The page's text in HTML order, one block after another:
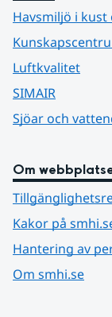
Havsmiljö i kust
Luftkvalitet
SIMAIR
Sjöar och
Om
Kakor på
Hantering av
Om smhi.se